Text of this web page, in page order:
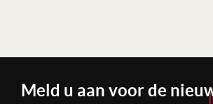
Meld u aan voor de